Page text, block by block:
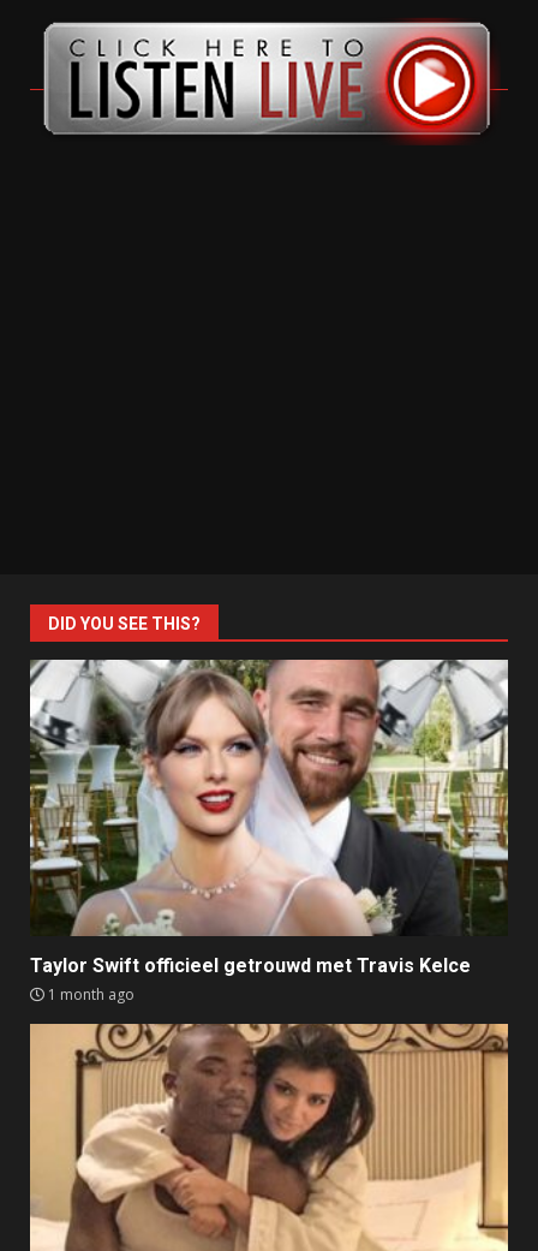
DID YOU SEE THIS?
Taylor Swift officieel getrouwd met Travis Kelce
1 month ago